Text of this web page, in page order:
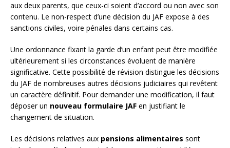
aux deux parents, que ceux-ci soient d’accord ou non avec son
contenu. Le non-respect d’une décision du JAF expose à des
sanctions civiles, voire pénales dans certains cas.
Une ordonnance fixant la garde d’un enfant peut être modifiée
ultérieurement si les circonstances évoluent de manière
significative. Cette possibilité de révision distingue les décisions
du JAF de nombreuses autres décisions judiciaires qui revêtent
un caractère définitif. Pour demander une modification, il faut
déposer un nouveau formulaire JAF en justifiant le
changement de situation.
Les décisions relatives aux pensions alimentaires sont